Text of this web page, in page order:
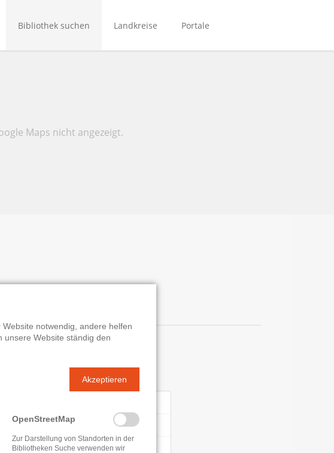
Bibliothek suchen Landkreise Portale
NordhessenBIB
Maps nicht angezeigt.
15:00 - 18:30 Uhr
09:30 - 11:30 Uhr
notwendig, andere helfen
unsere Website ständig den
Akzeptieren
OpenStreetMap
Zur Darstellung von Standorten in der
Bibliotheken Suche verwenden wir